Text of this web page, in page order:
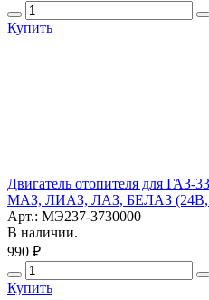
Купить
Двигатель отопителя для
МАЗ, ЛИАЗ, ЛАЗ, БЕЛАЗ (24В,
Арт.: МЭ237-3730000
В наличии.
990 ₽
Купить